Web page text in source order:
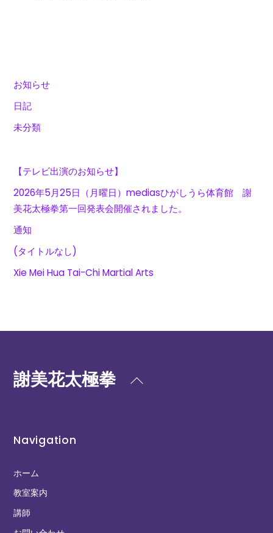
お知らせ
日記
未分類
【テレビ出演のお知らせ】
2026年5月25日（月曜日）mediasひがしうら体育館 謝
美花太極拳第一回発表会開催されました。
通知
(タイトルなし)
Xie Mei Hua Tai-Chi Martial Arts
Back
謝美花太極拳
Navigation
ホーム
教室案内
講師